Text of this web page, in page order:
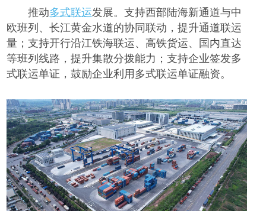
推动多式联运发展。支持西部陆海新通道与中
欧班列、长江黄金水道的协同联动，提升通道联运
量；支持开行沿江铁海联运、高铁货运、国内直达
等班列线路，提升集散分拨能力；支持企业签发多
式联运单证，鼓励企业利用多式联运单证融资。